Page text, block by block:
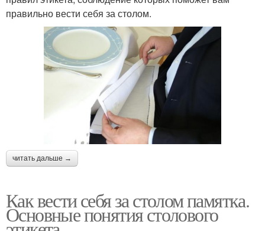
правильно вести себя за столом.
читать дальше →
Как вести себя за столом памятка.
Основные понятия столового